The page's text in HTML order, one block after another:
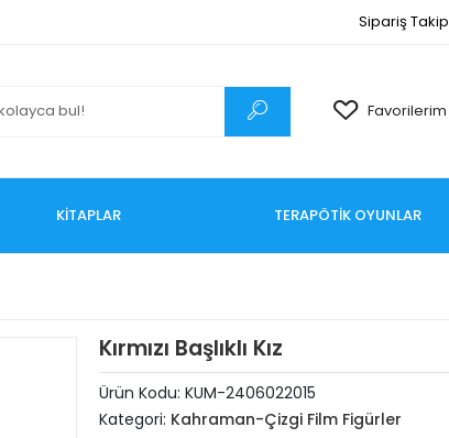
Sipariş Takip
Favorilerim
KİTAPLAR TERAPÖTİK OYUNLAR
Kırmızı Başlıklı Kız
Ürün Kodu: KUM-2406022015
Kategori: Kahraman-Çizgi Film Figürler